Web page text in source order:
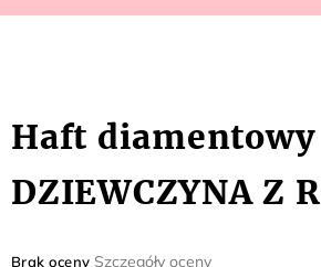
Haft
DZIEWCZYNA Z
Średnia
Brak oceny Szczegóły oceny